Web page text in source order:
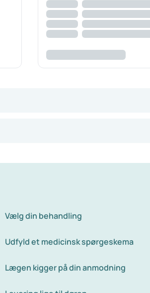
p-piller. P-piller kan gøre generne
Vælg din behandling
Udfyld et medicinsk spørgeskema
Lægen kigger på din anmodning